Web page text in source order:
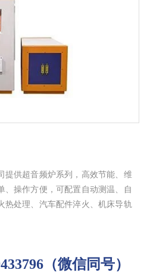
提供超音频炉系列，高效节能、维
、操作方便，可配置自动测温、自
热处理、汽车配件淬火、机床导轨
（微信同号）